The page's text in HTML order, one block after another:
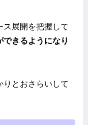
ス展開を把握して
できるようになり
りとおさらいして